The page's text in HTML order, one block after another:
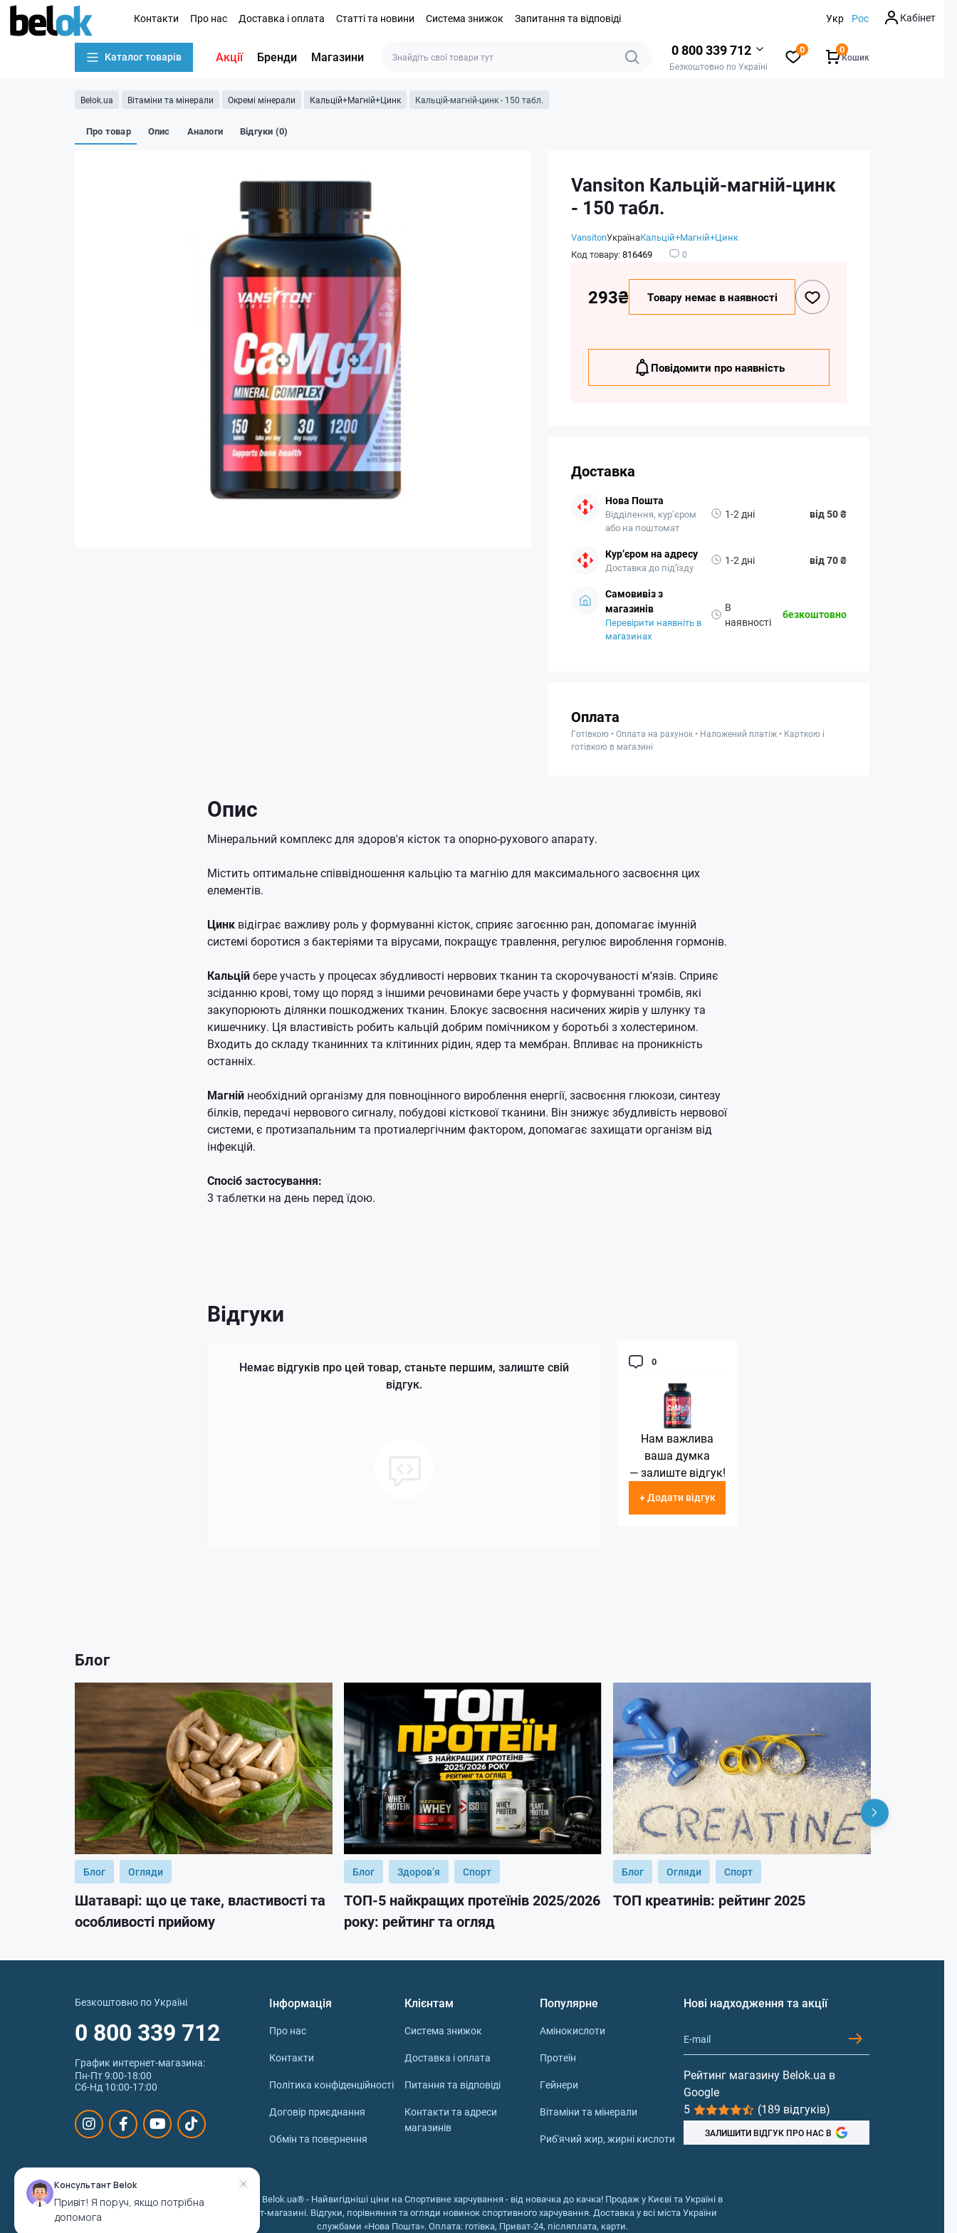
Контакти Про нас Доставка і оплата Статті та новини Система знижок Запитання та відповіді Укр Рос Кабінет
Каталог товарів Акції Бренди Магазини 0 800 339 712
Безкоштовно по Україні
0
Кошик
0
Belok.ua Вітаміни та мінерали Окремі мінерали Кальцій+Магній+Цинк Кальцій-магній-цинк - 150 табл.
Про товар Опис Аналоги Відгуки (0)
Vansiton Кальцій-магній-цинк
- 150 табл.
VansitonУкраїнаКальцій+Магній+Цинк
Код товару:816469 0
293₴ Товару немає в наявності
Повідомити про наявність
Доставка
Нова Пошта
Відділення, кур’єром
або на поштомат
1-2 дні від 50 ₴
Кур’єром на адресу
Доставка до під'їзду
1-2 дні від 70 ₴
Самовивіз з
магазинів
Перевірити наявніть в
магазинах
В
наявності
безкоштовно
Оплата
Готівкою • Оплата на рахунок • Наложений платіж • Карткою і
готівкою в магазині
Опис
Мінеральний комплекс для здоров'я кісток та опорно-рухового апарату.
Містить оптимальне співвідношення кальцію та магнію для максимального засвоєння цих
елементів.
Цинк відіграє важливу роль у формуванні кісток, сприяє загоєнню ран, допомагає імунній
системі боротися з бактеріями та вірусами, покращує травлення, регулює вироблення гормонів.
Кальційбере участь у процесах збудливості нервових тканин та скорочуваності м'язів. Сприяє
зсіданню крові, тому що поряд з іншими речовинами бере участь у формуванні тромбів, які
закупорюють ділянки пошкоджених тканин. Блокує засвоєння насичених жирів у шлунку та
кишечнику. Ця властивість робить кальцій добрим помічником у боротьбі з холестерином.
Входить до складу тканинних та клітинних рідин, ядер та мембран. Впливає на проникність
останніх.
Магній необхідний організму для повноцінного вироблення енергії, засвоєння глюкози, синтезу
білків, передачі нервового сигналу, побудові кісткової тканини. Він знижує збудливість нервової
системи, є протизапальним та протиалергічним фактором, допомагає захищати організм від
інфекцій.
Спосіб застосування:
3 таблетки на день перед їдою.
Відгуки
0
Нам важлива
ваша думка
— залиште відгук!
+ Додати відгук
Немає відгуків про цей товар, станьте першим, залиште свій
відгук.
Блог
Блог Огляди
Шатаварі: що це таке, властивості та
особливості прийому
Блог Здоров’я Спорт
ТОП-5 найкращих протеїнів 2025/2026
року: рейтинг та огляд
Блог Огляди Спорт
ТОП креатинів: рейтинг 2025
Безкоштовно по Україні
0 800 339 712
График интернет‑магазина:
Пн-Пт 9:00-18:00
Сб-Нд 10:00-17:00
Інформація
Про нас
Контакти
Політика конфіденційності
Договір приєднання
Обмін та повернення
Клієнтам
Система знижок
Доставка і оплата
Питання та відповіді
Контакти та адреси
магазинів
Популярне
Амінокислоти
Протеїн
Гейнери
Вітаміни та мінерали
Риб'ячий жир, жирні кислоти
Нові надходження та акції
Рейтинг магазину Belok.ua в
Google
5
(189 відгуків)
ЗАЛИШИТИ ВІДГУК ПРО НАС В
© 2026 © Belok.ua® - Найвигідніші ціни на Спортивне харчування - від новачка до качка! Продаж у Києві та Україні в
інтернет-магазині. Відгуки, порівняння та огляди новинок спортивного харчування. Доставка у всі міста України
службами «Нова Пошта». Оплата: готівка, Приват-24, післяплата, карти.
Консультант Belok
Привіт! Я поруч, якщо потрібна
допомога